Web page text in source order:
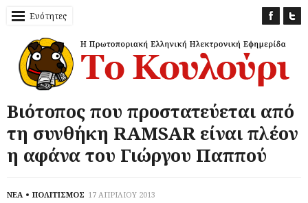
Ενότητες
Βιότοπος που προστατεύεται από
τη συνθήκη RAMSAR είναι πλέον
η αφάνα του Γιώργου Παππού
ΝΕΑ ΠΟΛΙΤΙΣΜΟΣ 17 ΑΠΡΙΛΙΟΥ 2013